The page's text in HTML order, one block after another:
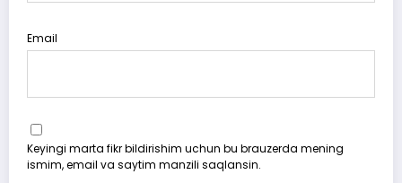
Email
Keyingi marta fikr bildirishim uchun bu brauzerda mening
ismim, email va saytim manzili saqlansin.